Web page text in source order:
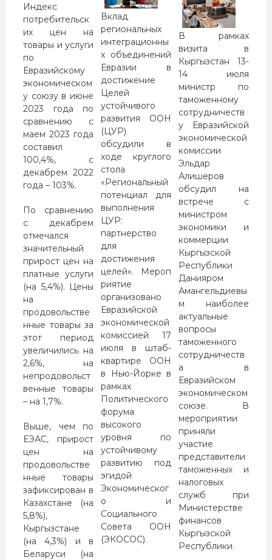
Индекс
потребительск
их цен на
товары и услуги
по
Евразийскому
экономическом
у союзу в июне
2023 года по
сравнению с
маем 2023 года
составил
100,4%, с
декабрем 2022
года – 103%.
По сравнению
с декабрем
отмечался
значительный
прирост цен на
платные услуги
(на 5,4%). Цены
на
продовольстве
нные товары за
этот период
увеличились на
2,6%, на
непродовольст
венные товары
– на 1,7%.
Выше, чем по
ЕЭАС, прирост
цен на
продовольстве
нные товары
зафиксирован в
Казахстане (на
5,8%),
Кыргызстане
(на 4,3%) и в
Беларуси (на
Вклад
региональных
интеграционны
х объединений
Евразии в
достижение
Целей
устойчивого
развития ООН
(ЦУР)
обсудили в
ходе круглого
стола
«Региональный
потенциал для
выполнения
ЦУР:
партнерство
для
достижения
целей». Мероп
риятие
организовано
Евразийской
экономической
комиссией 17
июля в штаб-
квартире ООН
в Нью-Йорке в
рамках
Политического
форума
высокого
уровня по
устойчивому
развитию под
эгидой
Экономическог
о и
Социального
Совета ООН
(ЭКОСОС).
В рамках
визита в
Кыргызстан 13-
14 июля
министр по
таможенному
сотрудничеств
у Евразийской
экономической
комиссии
Эльдар
Алишеров
обсудил на
встрече с
министром
экономики и
коммерции
Кыргызской
Республики
Данияром
Амангельдиевы
м наиболее
актуальные
вопросы
таможенного
сотрудничеств
а в
Евразийском
экономическом
союзе. В
мероприятии
приняли
участие
представители
таможенных и
налоговых
служб при
Министерстве
финансов
Кыргызской
Республики.